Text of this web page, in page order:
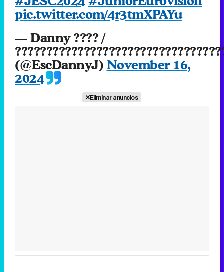
pic.twitter.com/4r3tmXPAYu
— Danny ???? /
(@EscDannyJ) November 16,
2024
Eliminar anuncios